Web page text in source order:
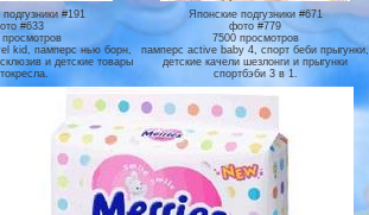
#191
#633
kid, памперс нью борн,
и детские товары
Японские подгузники #671
фото #779
7500 просмотров
памперс active baby 4, спорт беби прыгунки,
детские качели шезлонги и прыгунки
спортбэби 3 в 1.